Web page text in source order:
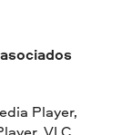
Player,